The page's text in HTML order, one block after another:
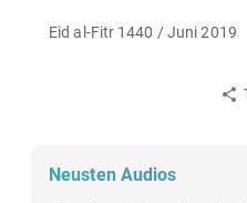
Eid al-Fitr 1440 / Juni 2019
Neusten Audios